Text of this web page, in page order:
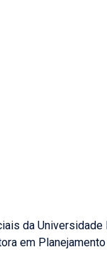
da Universidade
em